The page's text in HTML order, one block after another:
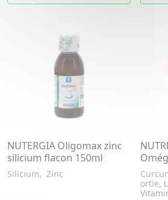
NUTERGIA Oligomax zinc
silicium flacon 150ml
Silicium, Zinc
ortie,